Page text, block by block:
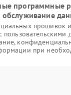
программные
обслуживание
прошивок
при